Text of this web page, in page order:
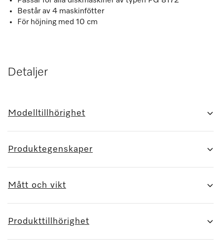
Består av 4 maskinfötter
För höjning med 10 cm
Detaljer
Modelltillhörighet
Produktegenskaper
Mått och vikt
Produkttillhörighet